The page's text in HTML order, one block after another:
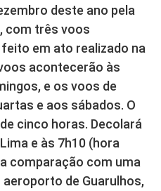
deste ano pela
com três voos
em ato realizado na
acontecerão às
e os voos de
e aos sábados. O
cinco horas. Decolará
e às 7h10 (hora
comparação com uma
de Guarulhos,